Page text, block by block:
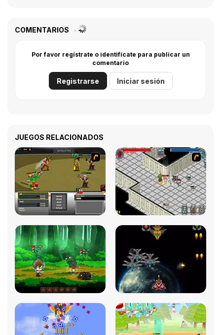
COMENTARIOS
Por favor regístrate o identifícate para publicar un
comentario
Registrarse Iniciar sesión
JUEGOS RELACIONADOS